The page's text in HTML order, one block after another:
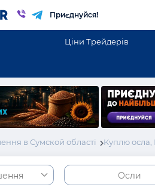
Приєднуйся!
Ціни Трейдерів
в Сумской області Куплю осла,
Осли